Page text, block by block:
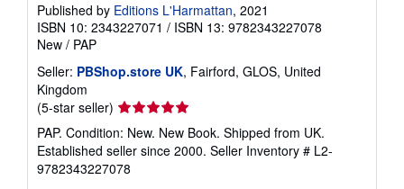
Published by Editions L'Harmattan, 2021
ISBN 10: 2343227071 / ISBN 13: 9782343227078
New / PAP
Seller: PBShop.store UK, Fairford, GLOS, United
Kingdom
(5-star seller) Seller
rating
5
out
of
PAP. Condition: New. New Book. Shipped from UK.
Established seller since 2000. Seller Inventory # L2-
9782343227078